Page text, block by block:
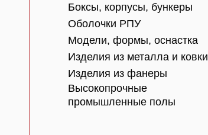
Боксы, корпусы, бункеры
Оболочки РПУ
Модели, формы, оснастка
Изделия из металла и ковки
Изделия из фанеры
Высокопрочные
промышленные полы